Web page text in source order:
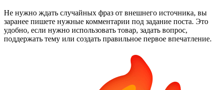
Не нужно ждать случайных фраз от внешнего источника, вы
заранее пишете нужные комментарии под задание поста. Это
удобно, если нужно использовать товар, задать вопрос,
поддержать тему или создать правильное первое впечатление.